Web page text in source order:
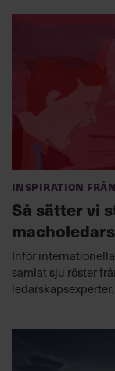
Inspiration från
Så sätter vi
Inför
samlat sju röster
ledarskapsexperter.